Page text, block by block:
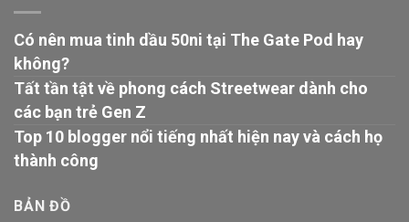
Có nên mua tinh dầu 50ni tại The Gate Pod hay
không?
Tất tần tật về phong cách Streetwear dành cho
các bạn trẻ Gen Z
Top 10 blogger nổi tiếng nhất hiện nay và cách họ
thành công
BẢN ĐỒ